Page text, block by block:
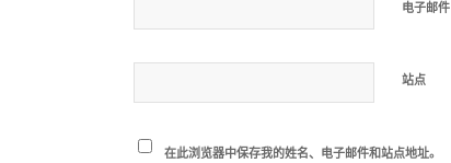
电子邮件
站点
在此浏览器中保存我的姓名、电子邮件和站点地址。